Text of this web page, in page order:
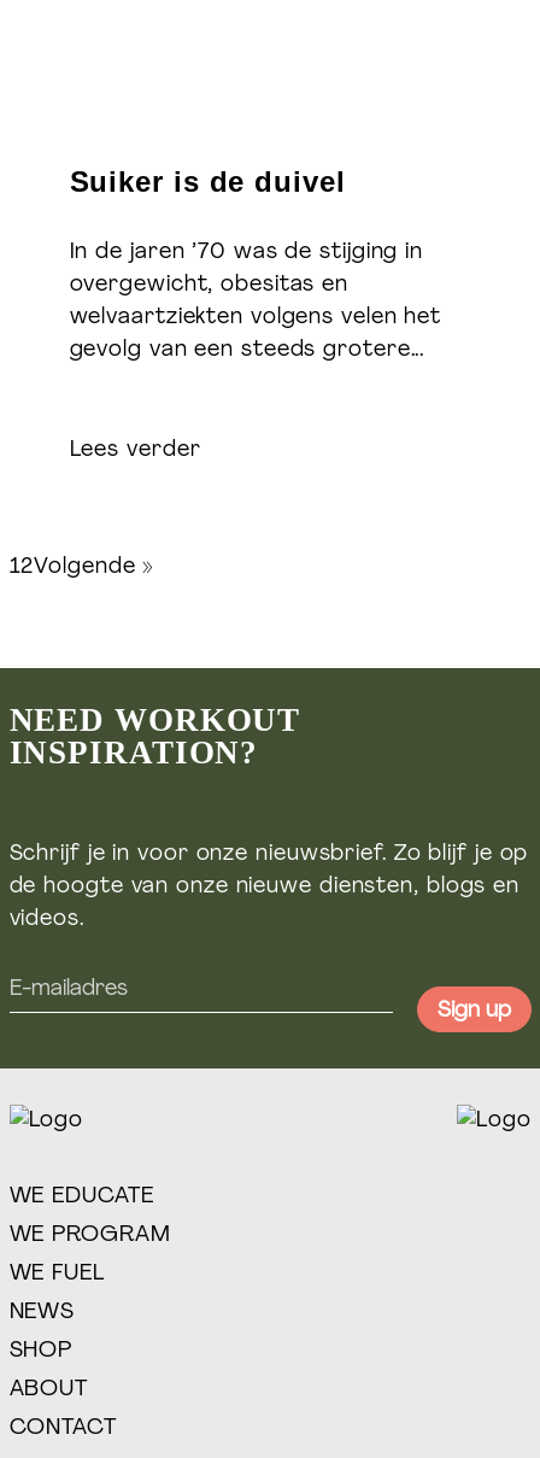
Suiker is de duivel
In de jaren ’70 was de stijging in
overgewicht, obesitas en
welvaartziekten volgens velen het
gevolg van een steeds grotere...
Lees verder
12Volgende »
NEED WORKOUT
INSPIRATION?
Schrijf je in voor onze nieuwsbrief. Zo blijf je op
de hoogte van onze nieuwe diensten, blogs en
videos.
WE EDUCATE
WE PROGRAM
WE FUEL
NEWS
SHOP
ABOUT
CONTACT